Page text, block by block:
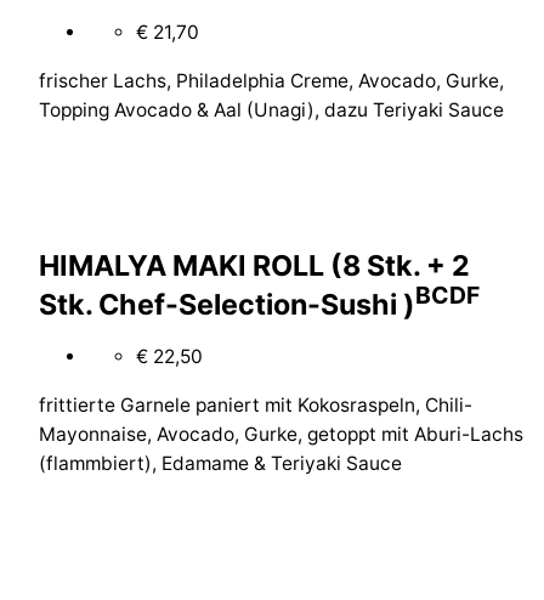
€ 21,70
frischer Lachs, Philadelphia Creme, Avocado, Gurke,
Topping Avocado & Aal (Unagi), dazu Teriyaki Sauce
HIMALYA MAKI ROLL (8 Stk. + 2
Stk. Chef-Selection-Sushi )BCDF
€ 22,50
frittierte Garnele paniert mit Kokosraspeln, Chili-
Mayonnaise, Avocado, Gurke, getoppt mit Aburi-Lachs
(flammbiert), Edamame & Teriyaki Sauce